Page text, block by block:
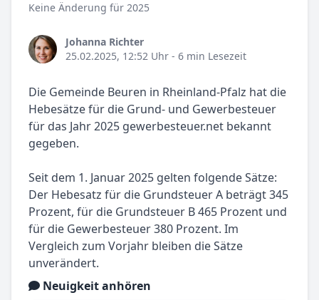
Keine Änderung für 2025
Johanna Richter
25.02.2025, 12:52 Uhr - 6 min Lesezeit
Die Gemeinde Beuren in Rheinland-Pfalz hat die
Hebesätze für die Grund- und Gewerbesteuer
für das Jahr 2025 gewerbesteuer.net bekannt
gegeben.
Seit dem 1. Januar 2025 gelten folgende Sätze:
Der Hebesatz für die Grundsteuer A beträgt 345
Prozent, für die Grundsteuer B 465 Prozent und
für die Gewerbesteuer 380 Prozent. Im
Vergleich zum Vorjahr bleiben die Sätze
unverändert.
Neuigkeit anhören